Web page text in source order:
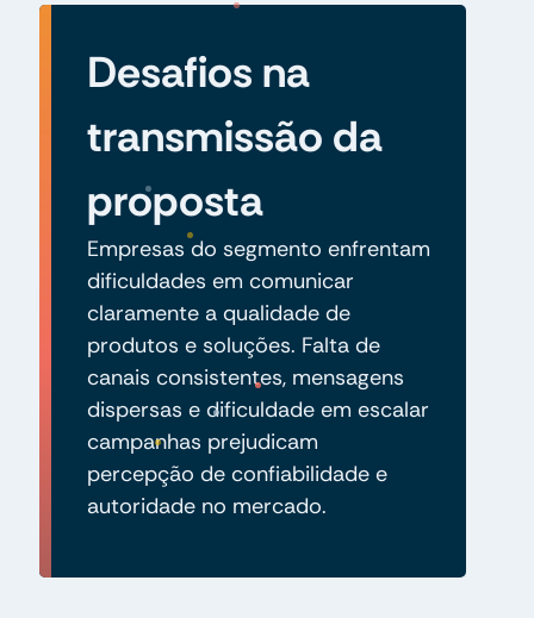
Desafios na
transmissão da
proposta
Empresas do segmento enfrentam
dificuldades em comunicar
claramente a qualidade de
produtos e soluções. Falta de
canais consistentes, mensagens
dispersas e dificuldade em escalar
campanhas prejudicam
percepção de confiabilidade e
autoridade no mercado.